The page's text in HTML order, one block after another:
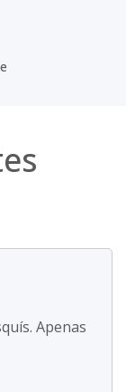
Apenas